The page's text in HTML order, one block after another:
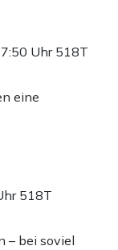
Uhr 518T
eine
518T
– bei soviel